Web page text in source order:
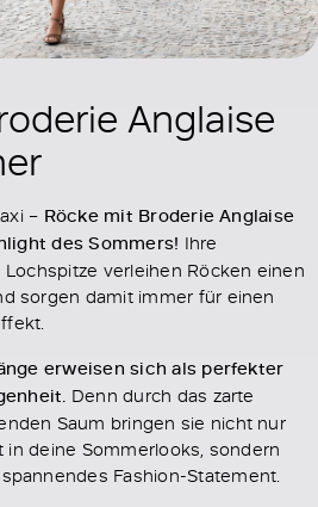
Anglaise
– Röcke mit Broderie Anglaise
des Sommers! Ihre
verleihen Röcken einen
sorgen damit immer für einen
erweisen sich als perfekter
Denn durch das zarte
Saum bringen sie nicht nur
deine Sommerlooks, sondern
Fashion-Statement.